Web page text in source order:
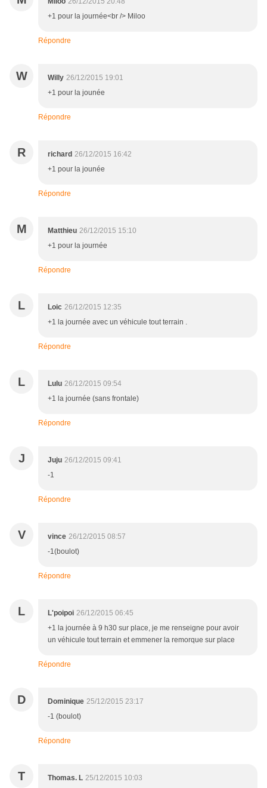
+1 pour la journée<br /> Miloo
Répondre
W Willy 26/12/2015 19:01
+1 pour la jounée
Répondre
R richard 26/12/2015 16:42
+1 pour la jounée
Répondre
M Matthieu 26/12/2015 15:10
+1 pour la journée
Répondre
L Loic 26/12/2015 12:35
+1 la journée avec un véhicule tout terrain .
Répondre
L Lulu 26/12/2015 09:54
+1 la journée (sans frontale)
Répondre
J Juju 26/12/2015 09:41
-1
Répondre
V vince 26/12/2015 08:57
-1(boulot)
Répondre
L L'poipoi 26/12/2015 06:45
+1 la journée à 9 h30 sur place, je me renseigne pour avoir
un véhicule tout terrain et emmener la remorque sur place
Répondre
D Dominique 25/12/2015 23:17
-1 (boulot)
Répondre
T Thomas. L 25/12/2015 10:03